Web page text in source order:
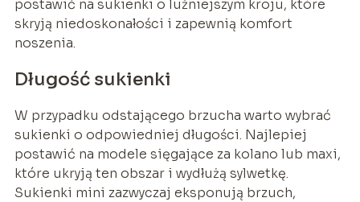
postawić na sukienki o luźniejszym kroju, które
skryją niedoskonałości i zapewnią komfort
noszenia.
Długość sukienki
W przypadku odstającego brzucha warto wybrać
sukienki o odpowiedniej długości. Najlepiej
postawić na modele sięgające za kolano lub maxi,
które ukryją ten obszar i wydłużą sylwetkę.
Sukienki mini zazwyczaj eksponują brzuch,